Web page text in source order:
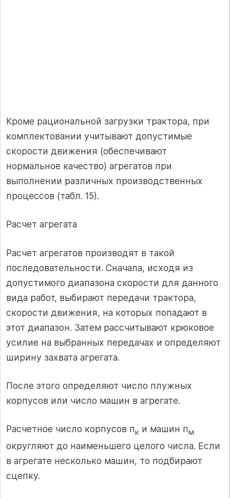
Кроме рациональной загрузки трактора, при
комплектовании учитывают допустимые
скорости движения (обеспечивают
нормальное качество) агрегатов при
выполнении различных производственных
процессов (табл. 15).
Расчет агрегата
Расчет агрегатов производят в такой
последовательности. Сначала, исходя из
допустимого диапазона скорости для данного
вида работ, выбирают передачи трактора,
скорости движения, на которых попадают в
этот диапазон. Затем рассчитывают крюковое
усилие на выбранных передачах и определяют
ширину захвата агрегата.
После этого определяют число плужных
корпусов или число машин в агрегате.
Расчетное число корпусов пк и машин пм
округляют до наименьшего целого числа. Если
в агрегате несколько машин, то подбирают
сцепку.